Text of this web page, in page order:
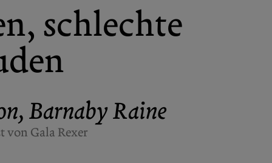
schlechte
, Barnaby Raine
von Gala Rexer